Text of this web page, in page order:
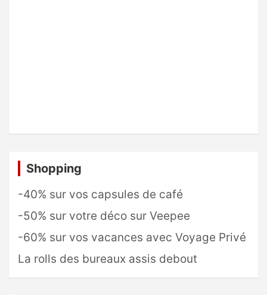
Shopping
-40% sur vos capsules de café
-50% sur votre déco sur Veepee
-60% sur vos vacances avec Voyage Privé
La rolls des bureaux assis debout